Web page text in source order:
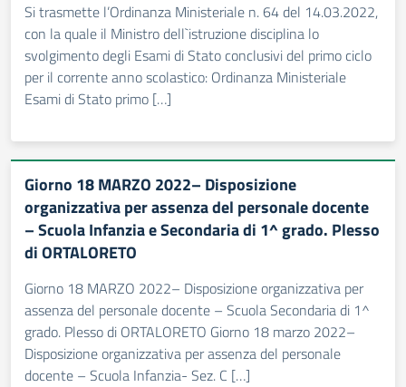
Si trasmette l’Ordinanza Ministeriale n. 64 del 14.03.2022,
con la quale il Ministro dell`istruzione disciplina lo
svolgimento degli Esami di Stato conclusivi del primo ciclo
per il corrente anno scolastico: Ordinanza Ministeriale
Esami di Stato primo […]
Giorno 18 MARZO 2022– Disposizione
organizzativa per assenza del personale docente
– Scuola Infanzia e Secondaria di 1^ grado. Plesso
di ORTALORETO
Giorno 18 MARZO 2022– Disposizione organizzativa per
assenza del personale docente – Scuola Secondaria di 1^
grado. Plesso di ORTALORETO Giorno 18 marzo 2022–
Disposizione organizzativa per assenza del personale
docente – Scuola Infanzia- Sez. C […]